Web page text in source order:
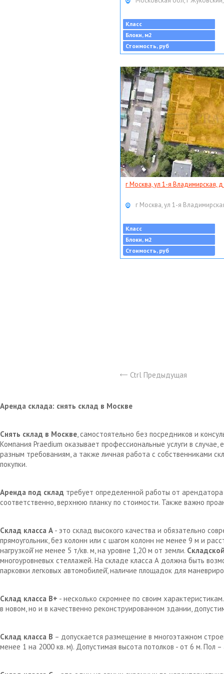
Класс
Блоки, м2
Стоимость, руб
г Москва, ул 1-я Владимирская, д
г Москва, ул 1-я
Класс
Блоки, м2
Стоимость, руб
Ctrl Предыдущая
Аренда склада: снять склад в Москве
Снять склад в Москве, самостоятельно без посредников и
Компания Praedium оказывает профессиональные услуги в
разным требованиям, а также личная работа с собственниками
покупки.
Аренда под склад требует определенной работы от
соответственно, верхнюю планку по стоимости. Также важно
Склад класса А - это склад высокого качества и обязательно
прямоугольник, без колонн или с шагом колонн не менее 9 м и
нагрузкой̆ не менее 5 т/кв. м, на уровне 1,20 м от земли.
многоуровневых стеллажей. На складе класса А должна быть
парковки легковых автомобилей̆, наличие площадок для
Склад класса В+ - несколько скромнее по своим
в новом, но и в качественно реконструированном здании,
Склад класса В – допускается размещение в многоэтажном
менее 1 на 2000 кв. м). Допустимая высота потолков - от 6 м. Пол